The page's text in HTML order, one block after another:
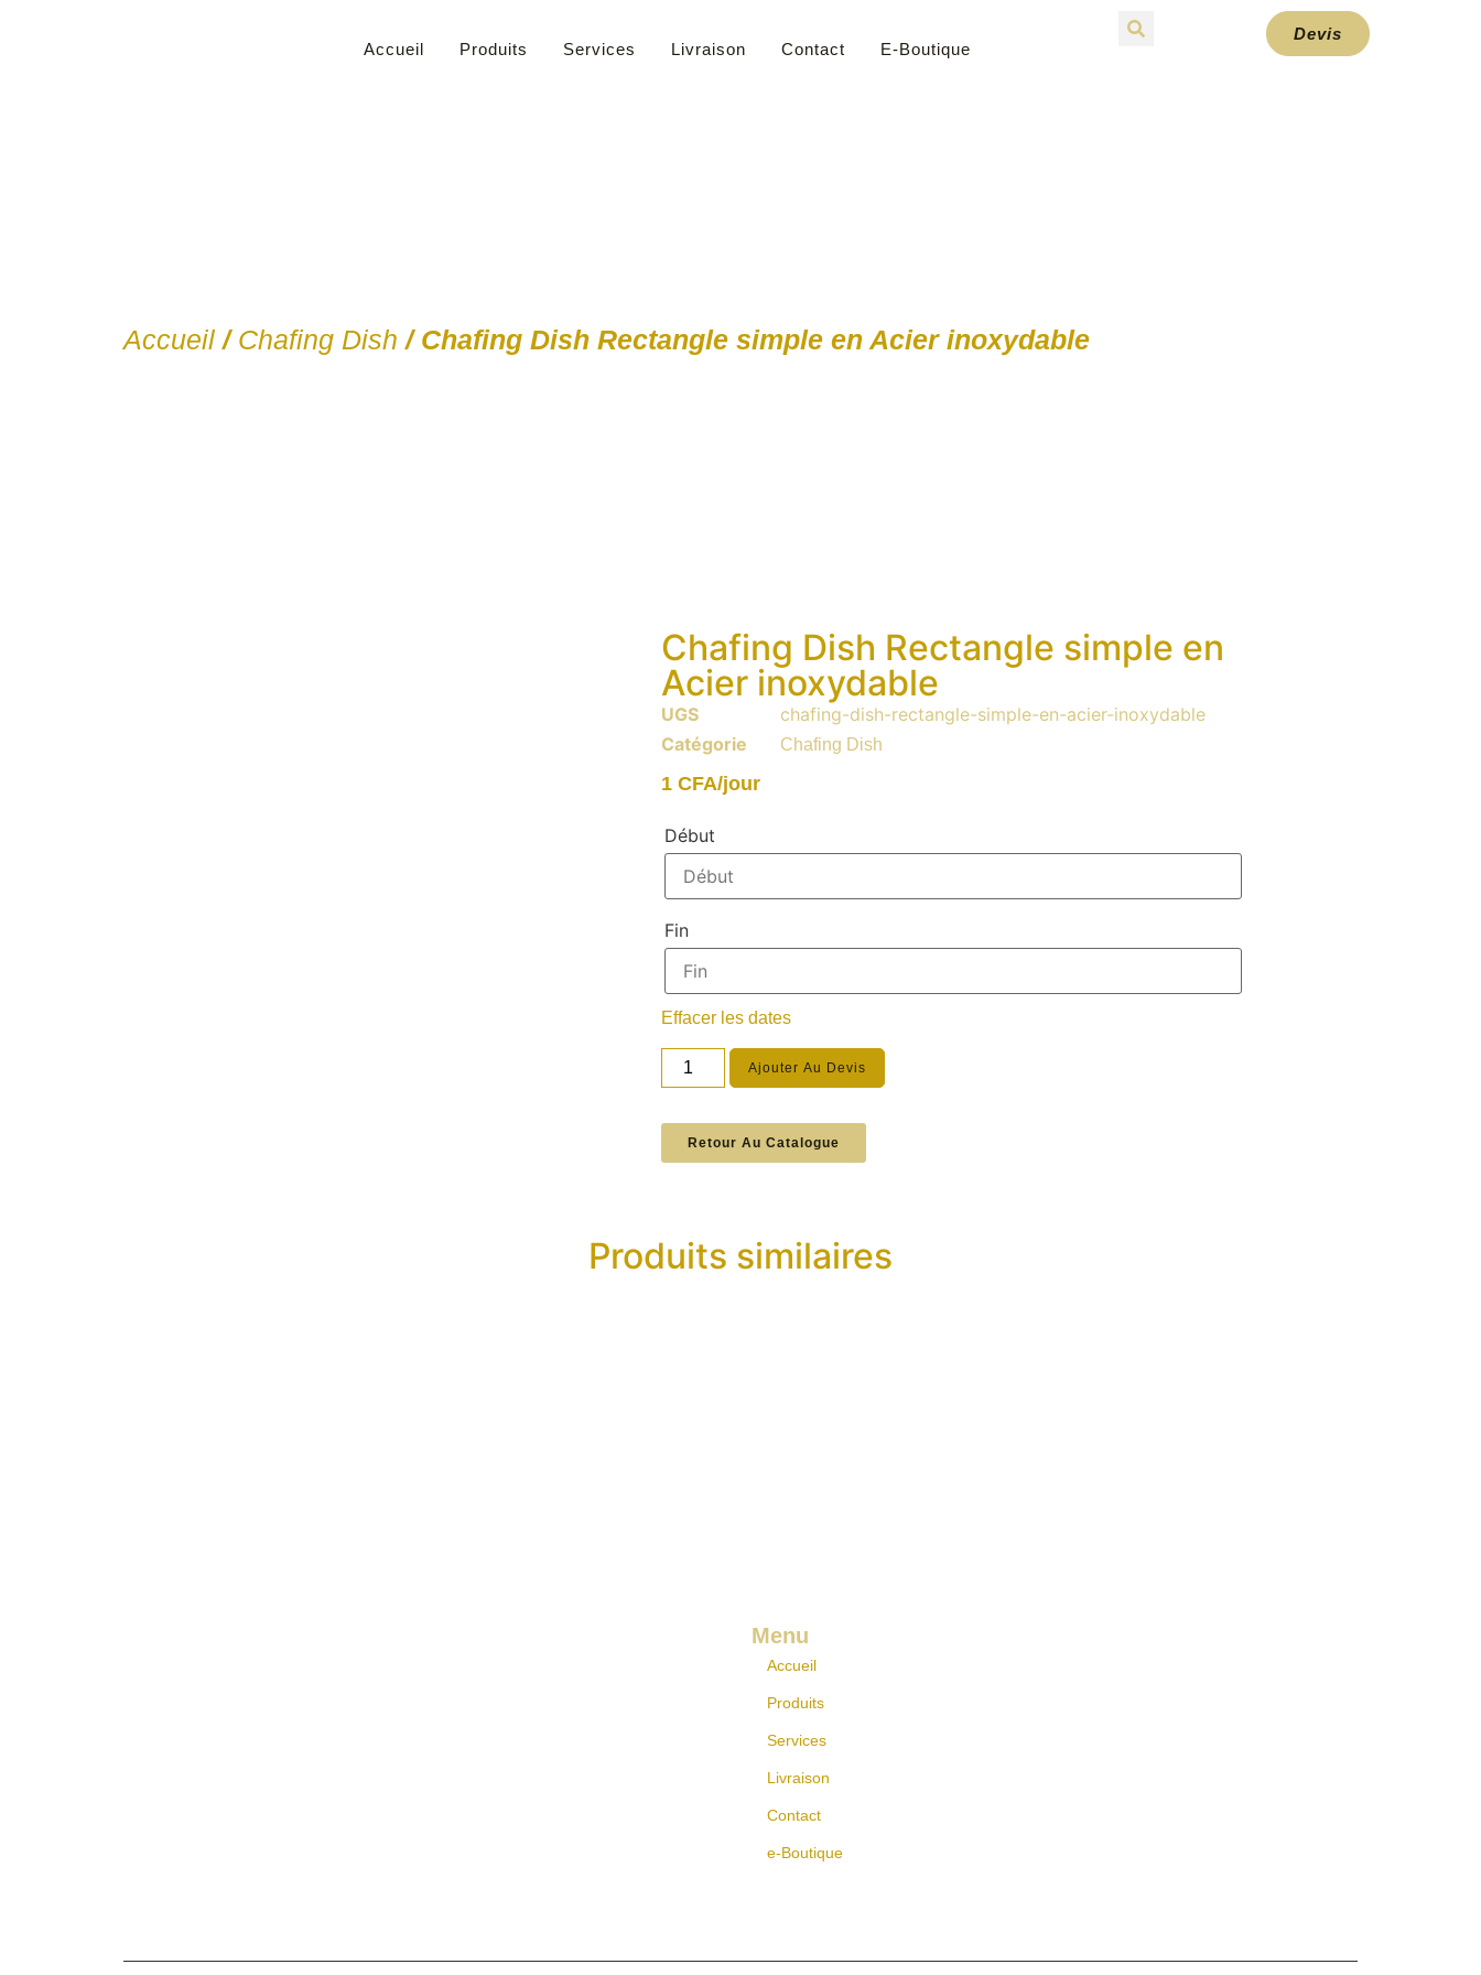
Accueil Produits Services Livraison Contact E-Boutique
Devis
Accueil / Chafing Dish / Chafing Dish Rectangle simple en Acier inoxydable
Chafing Dish Rectangle simple en
Acier inoxydable
UGS
chafing-dish-rectangle-simple-en-acier-inoxydable
Catégorie
Chafing Dish
1CFA/jour
Début
Fin
Effacer les dates
Ajouter Au Devis
Retour Au Catalogue
Produits similaires
Menu
Accueil
Produits
Services
Livraison
Contact
e-Boutique